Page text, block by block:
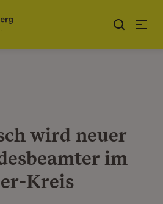
wird neuer
im
Kreis